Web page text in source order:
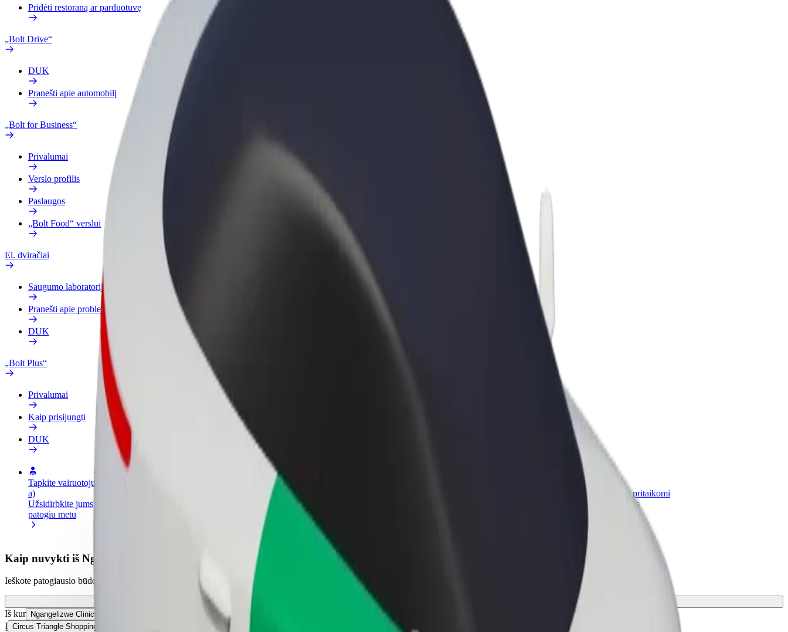
Pridėti restoraną ar parduotuvę
„Bolt Drive“
DUK
Pranešti apie automobilį
„Bolt for Business“
Privalumai
Verslo profilis
Paslaugos
„Bolt Food“ verslui
El. dviračiai
Saugumo laboratorija
Pranešti apie problemą
DUK
„Bolt Plus“
Privalumai
Kaip prisijungti
DUK
Tapkite vairuotoju (-
a)
Užsidirbkite jums
patogiu metu
Pridėti restoraną ar
parduotuvę
Pritraukite daugiau klientų ir
padidinkite pelną
„Bolt for Business“
Atskirų įmonių poreikiams pritaikomi
„Bolt“ produktai ir paslaugos
Kaip nuvykti iš Ngangelizwe Clinic į Circus Triangle Shopping Centre | „Bolt“
Ieškote patogiausio būdo nukeliauti iš Ngangelizwe Clinic į Circus Triangle Shopping Centre? Peržiūrėkite mūsų teikiamas paslaugas ir išsirinkite tinkamiausias jūsų kelionei.
Atsisiųsti programėlę
Iš kur Ngangelizwe Clinic
Į Circus Triangle Shopping Centre